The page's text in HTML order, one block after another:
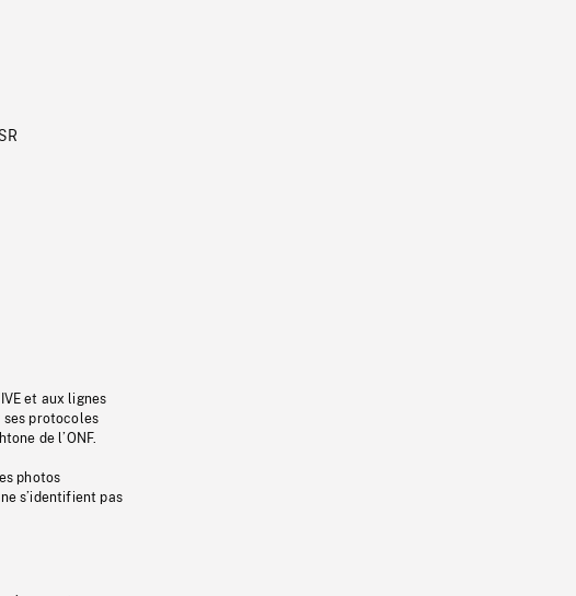
et aux lignes
ses protocoles
de l’ONF.
photos
s’identifient pas